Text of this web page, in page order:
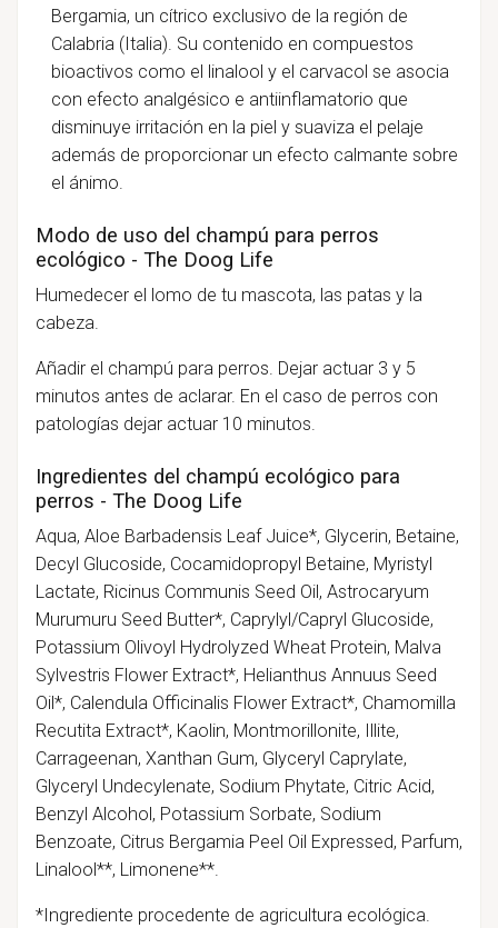
Bergamia, un cítrico exclusivo de la región de
Calabria (Italia). Su contenido en compuestos
bioactivos como el linalool y el carvacol se asocia
con efecto analgésico e antiinflamatorio que
disminuye irritación en la piel y suaviza el pelaje
además de proporcionar un efecto calmante sobre
el ánimo.
Modo de uso del champú para perros
ecológico - The Doog Life
Humedecer el lomo de tu mascota, las patas y la
cabeza.
Añadir el champú para perros. Dejar actuar 3 y 5
minutos antes de aclarar. En el caso de perros con
patologías dejar actuar 10 minutos.
Ingredientes del champú ecológico para
perros - The Doog Life
Aqua, Aloe Barbadensis Leaf Juice*, Glycerin, Betaine,
Decyl Glucoside, Cocamidopropyl Betaine, Myristyl
Lactate, Ricinus Communis Seed Oil, Astrocaryum
Murumuru Seed Butter*, Caprylyl/Capryl Glucoside,
Potassium Olivoyl Hydrolyzed Wheat Protein, Malva
Sylvestris Flower Extract*, Helianthus Annuus Seed
Oil*, Calendula Officinalis Flower Extract*, Chamomilla
Recutita Extract*, Kaolin, Montmorillonite, Illite,
Carrageenan, Xanthan Gum, Glyceryl Caprylate,
Glyceryl Undecylenate, Sodium Phytate, Citric Acid,
Benzyl Alcohol, Potassium Sorbate, Sodium
Benzoate, Citrus Bergamia Peel Oil Expressed, Parfum,
Linalool**, Limonene**.
*Ingrediente procedente de agricultura ecológica.